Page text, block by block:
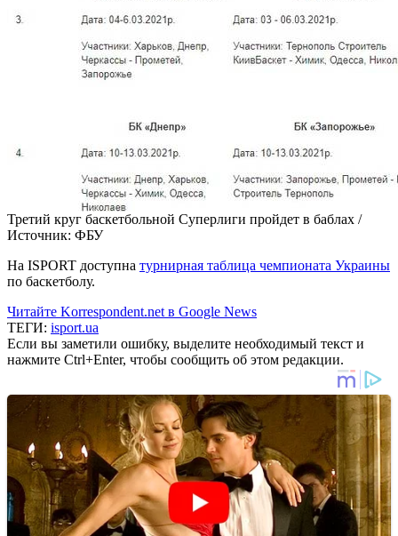
Третий круг баскетбольной Суперлиги пройдет в баблах /
Источник: ФБУ
На ISPORT доступна турнирная таблица чемпионата Украины
по баскетболу.
Читайте Korrespondent.net в Google News
ТЕГИ: isport.ua
Если вы заметили ошибку, выделите необходимый текст и
нажмите Ctrl+Enter, чтобы сообщить об этом редакции.